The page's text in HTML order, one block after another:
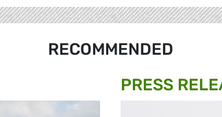
RECOMMENDED
PRESS